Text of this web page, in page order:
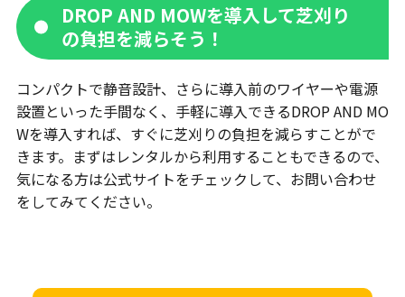
DROP AND MOWを導入して芝刈り
の負担を減らそう！
コンパクトで静音設計、さらに導入前のワイヤーや電源
設置といった手間なく、手軽に導入できるDROP AND MO
Wを導入すれば、すぐに芝刈りの負担を減らすことがで
きます。まずはレンタルから利用することもできるので、
気になる方は公式サイトをチェックして、お問い合わせ
をしてみてください。